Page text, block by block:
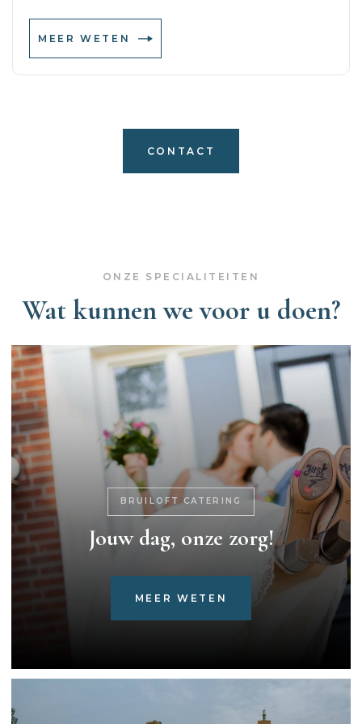
MEER WETEN
CONTACT
ONZE SPECIALITEITEN
Wat kunnen we voor u doen?
BRUILOFT CATERING
Jouw dag, onze zorg!
MEER WETEN